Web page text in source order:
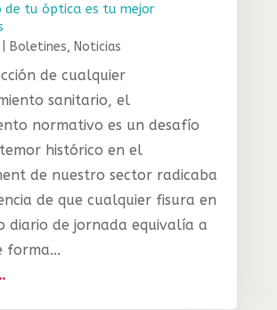
de tu óptica es tu mejor
Boletines, Noticias
de cualquier
sanitario, el
normativo es un desafío
histórico en el
de nuestro sector radicaba
de que cualquier fisura en
diario de jornada equivalía a
forma...